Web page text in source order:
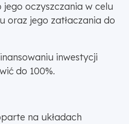
oczyszczania w celu
oraz jego zatłaczania do
inwestycji
do 100%.
na układach